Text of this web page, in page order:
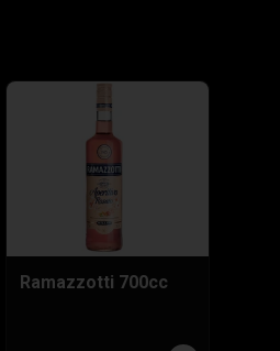
Ramazzotti 700cc